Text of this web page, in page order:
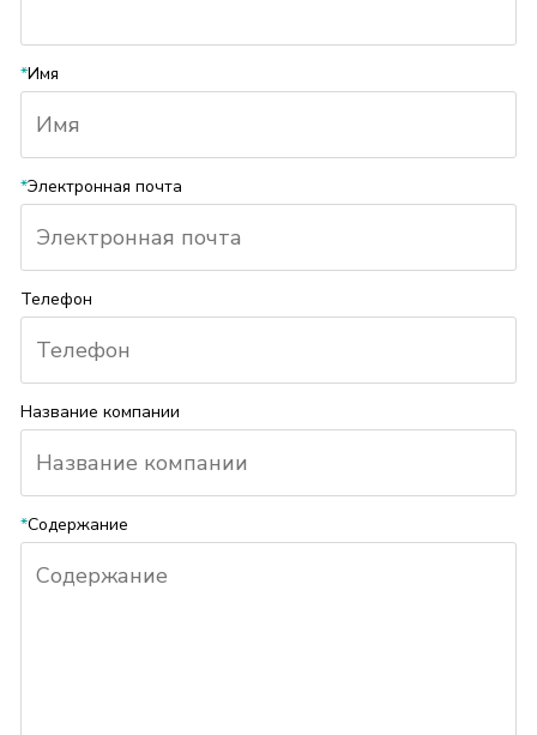
*Имя
*Электронная почта
Телефон
Название компании
*Содержание